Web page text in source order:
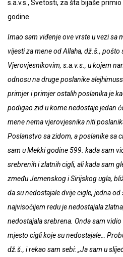
s.a.v.s., Svetosti, za šta bijaše
godine.
Imao sam viđenje ove vrste u vezi sa
vijesti za mene od Allaha, dž.š.,
Vjerovjesnikovim, s.a.v.s., u kojem
odnosu na druge poslanike
primjer i primjer ostalih poslanika je
podigao zid u kome nedostaje jedan
mene nema vjerovjesnika niti
Poslanstvo sa zidom, a poslanike sa
sam u Mekki godine 599. kada sam
srebrenih i zlatnih cigli, ali kada sam
zmeđu Jemenskog i Sirijskog ugla,
da su nedostajale dvije cigle, jedna
najvisočijem redu je nedostajala
nedostajala srebrena. Onda sam
mjesto cigli koje su nedostajale…
dž.š., i rekao sam sebi: „Ja sam u